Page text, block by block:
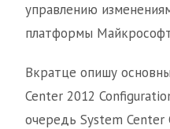
управлению
платформы
Вкратце опишу
Center 2012
очередь System Center